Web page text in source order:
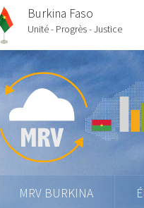
Burkina Faso
Unité - Progrès - Justice
MRV BURKINA